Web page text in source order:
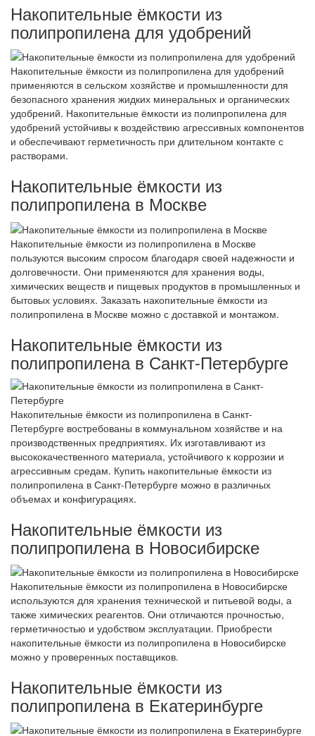
Накопительные ёмкости из
полипропилена для удобрений
Накопительные ёмкости из полипропилена для удобрений
применяются в сельском хозяйстве и промышленности для
безопасного хранения жидких минеральных и органических
удобрений. Накопительные ёмкости из полипропилена для
удобрений устойчивы к воздействию агрессивных компонентов
и обеспечивают герметичность при длительном контакте с
растворами.
Накопительные ёмкости из
полипропилена в Москве
Накопительные ёмкости из полипропилена в Москве
пользуются высоким спросом благодаря своей надежности и
долговечности. Они применяются для хранения воды,
химических веществ и пищевых продуктов в промышленных и
бытовых условиях. Заказать накопительные ёмкости из
полипропилена в Москве можно с доставкой и монтажом.
Накопительные ёмкости из
полипропилена в Санкт-Петербурге
Накопительные ёмкости из полипропилена в Санкт-
Петербурге востребованы в коммунальном хозяйстве и на
производственных предприятиях. Их изготавливают из
высококачественного материала, устойчивого к коррозии и
агрессивным средам. Купить накопительные ёмкости из
полипропилена в Санкт-Петербурге можно в различных
объемах и конфигурациях.
Накопительные ёмкости из
полипропилена в Новосибирске
Накопительные ёмкости из полипропилена в Новосибирске
используются для хранения технической и питьевой воды, а
также химических реагентов. Они отличаются прочностью,
герметичностью и удобством эксплуатации. Приобрести
накопительные ёмкости из полипропилена в Новосибирске
можно у проверенных поставщиков.
Накопительные ёмкости из
полипропилена в Екатеринбурге